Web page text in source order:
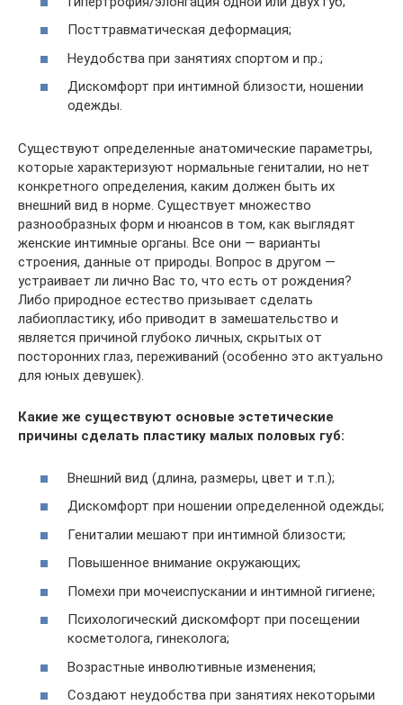
Посттравматическая деформация;
Неудобства при занятиях спортом и пр.;
Дискомфорт при интимной близости, ношении
одежды.
Существуют определенные анатомические параметры,
которые характеризуют нормальные гениталии, но нет
конкретного определения, каким должен быть их
внешний вид в норме. Существует множество
разнообразных форм и нюансов в том, как выглядят
женские интимные органы. Все они — варианты
строения, данные от природы. Вопрос в другом —
устраивает ли лично Вас то, что есть от рождения?
Либо природное естество призывает сделать
лабиопластику, ибо приводит в замешательство и
является причиной глубоко личных, скрытых от
посторонних глаз, переживаний (особенно это актуально
для юных девушек).
Какие же существуют основые эстетические
причины сделать пластику малых половых губ:
Внешний вид (длина, размеры, цвет и т.п.);
Дискомфорт при ношении определенной одежды;
Гениталии мешают при интимной близости;
Повышенное внимание окружающих;
Помехи при мочеиспускании и интимной гигиене;
Психологический дискомфорт при посещении
косметолога, гинеколога;
Возрастные инволютивные изменения;
Создают неудобства при занятиях некоторыми